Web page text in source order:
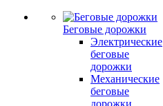
Беговые дорожки
Электрические
беговые
дорожки
Механические
беговые
дорожки